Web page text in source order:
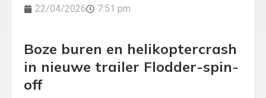
22/04/2026 7:51 pm
Boze buren en helikoptercrash
in nieuwe trailer Flodder-spin-
off